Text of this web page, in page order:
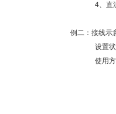
4、直
例二：接线示
设置
使用